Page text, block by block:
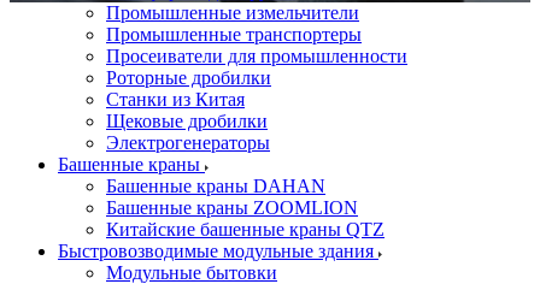
Промышленные измельчители
Промышленные транспортеры
Просеиватели для промышленности
Роторные дробилки
Станки из Китая
Щековые дробилки
Электрогенераторы
Башенные краны
Башенные краны DAHAN
Башенные краны ZOOMLION
Китайские башенные краны QTZ
Быстровозводимые модульные здания
Модульные бытовки